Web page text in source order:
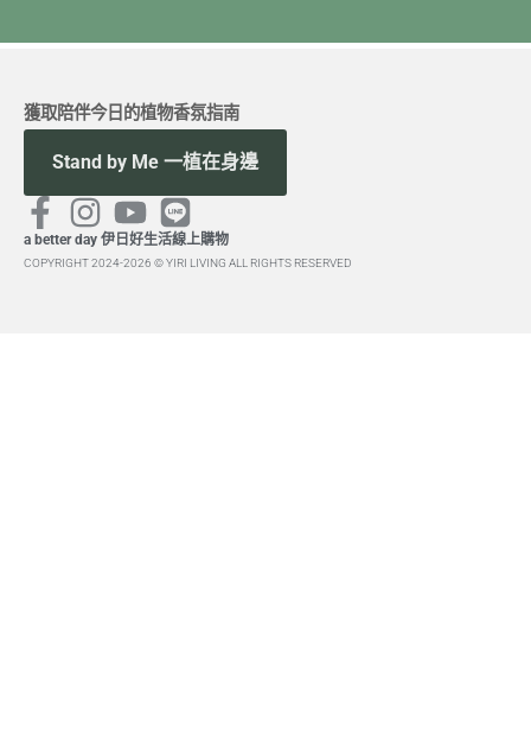
a better day 伊日好生活線上購物
COPYRIGHT 2024-2026 © YIRI LIVING ALL RIGHTS RESERVED
獲取陪伴今日的植物香氛指南
Stand by Me 一植在身邊